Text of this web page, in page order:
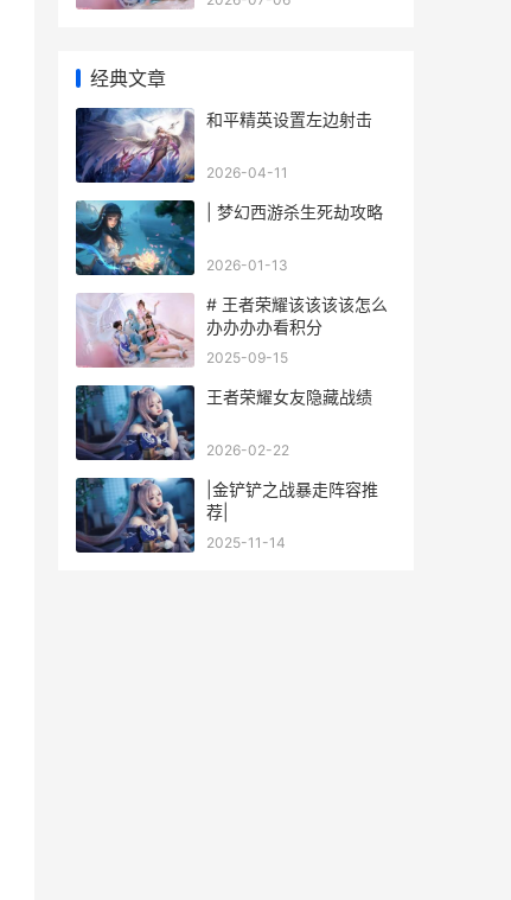
经典文章
和平精英设置左边射击
2026-04-11
| 梦幻西游杀生死劫攻略
2026-01-13
# 王者荣耀该该该该怎么
办办办办看积分
2025-09-15
王者荣耀女友隐藏战绩
2026-02-22
|金铲铲之战暴走阵容推
荐|
2025-11-14